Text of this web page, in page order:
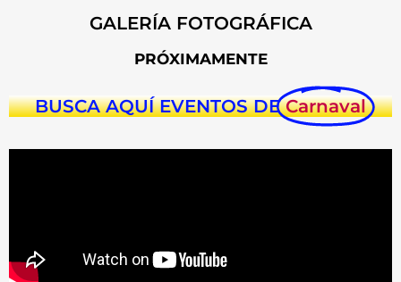
GALERÍA FOTOGRÁFICA
PRÓXIMAMENTE
BUSCA AQUÍ EVENTOS DE Carnaval